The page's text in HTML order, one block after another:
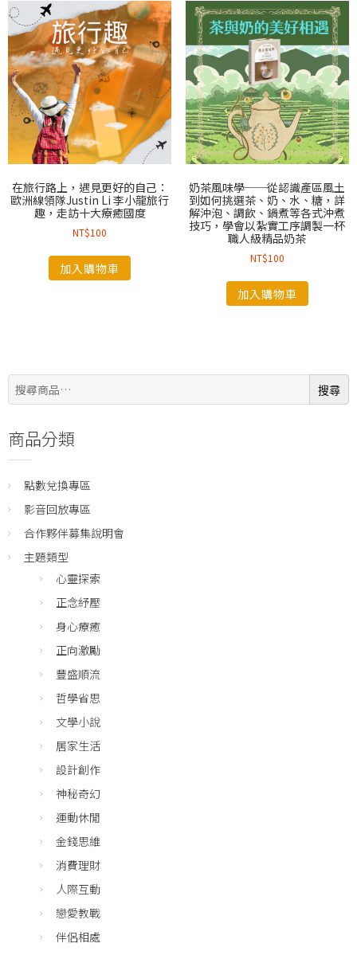
在旅行路上，遇見更好的自己：
歐洲線領隊Justin Li 李小龍旅行
趣，走訪十大療癒國度
NT$100
加入購物車
奶茶風味學──從認識產區風土
到如何挑選茶、奶、水、糖，詳
解沖泡、調飲、鍋煮等各式沖煮
技巧，學會以紮實工序調製一杯
職人級精品奶茶
NT$100
加入購物車
搜
尋:
搜尋
商品分類
點數兌換專區
影音回放專區
合作夥伴募集說明會
主題類型
心靈探索
正念紓壓
身心療癒
正向激勵
豐盛順流
哲學省思
文學小說
居家生活
設計創作
神秘奇幻
運動休閒
金錢思維
消費理財
人際互動
戀愛教戰
伴侶相處